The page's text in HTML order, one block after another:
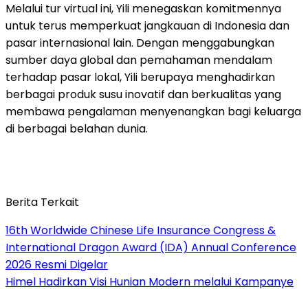
Melalui tur virtual ini, Yili menegaskan komitmennya
untuk terus memperkuat jangkauan di Indonesia dan
pasar internasional lain. Dengan menggabungkan
sumber daya global dan pemahaman mendalam
terhadap pasar lokal, Yili berupaya menghadirkan
berbagai produk susu inovatif dan berkualitas yang
membawa pengalaman menyenangkan bagi keluarga
di berbagai belahan dunia.
Berita Terkait
16th Worldwide Chinese Life Insurance Congress &
International Dragon Award (IDA) Annual Conference
2026 Resmi Digelar
Himel Hadirkan Visi Hunian Modern melalui Kampanye